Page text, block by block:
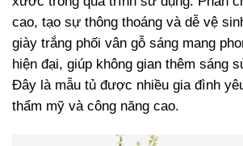
cao, tạo sự thông thoáng và dễ vệ
giày trắng phối vân gỗ sáng mang
hiện đại, giúp không gian thêm sáng
Đây là mẫu tủ được nhiều gia đình
thẩm mỹ và công năng cao.